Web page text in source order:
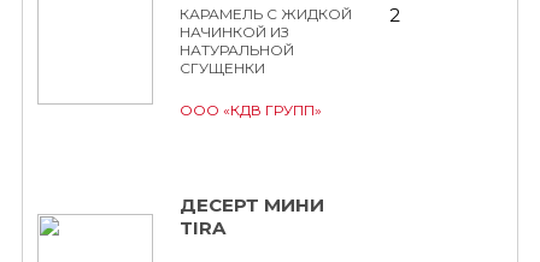
КАРАМЕЛЬ С ЖИДКОЙ
НАЧИНКОЙ ИЗ
НАТУРАЛЬНОЙ
СГУЩЕНКИ
ООО «КДВ ГРУПП»
2
ДЕСЕРТ МИНИ
TIRA